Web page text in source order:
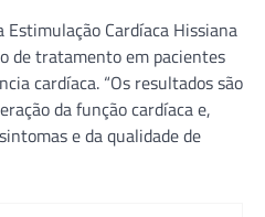
Estimulação Cardíaca Hissiana
de tratamento em pacientes
cardíaca. “Os resultados são
da função cardíaca e,
e da qualidade de